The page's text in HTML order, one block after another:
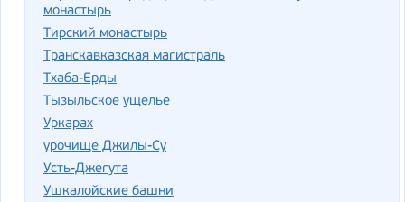
монастырь
Тирский монастырь
Транскавказская магистраль
Тхаба-Ерды
Тызыльское ущелье
Уркарах
урочище Джилы-Су
Усть-Джегута
Ушкалойские башни